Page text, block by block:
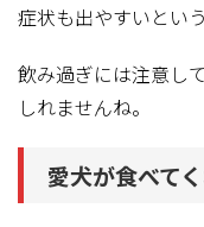
症状も出やすいとい
飲み過ぎには注意し
しれませんね。
愛犬が食べて